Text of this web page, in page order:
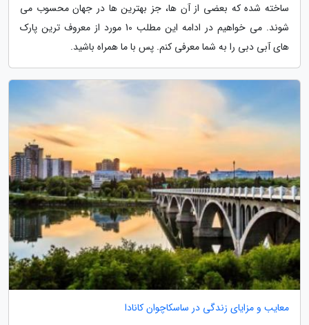
ساخته شده که بعضی از آن ها، جز بهترین ها در جهان محسوب می
شوند. می خواهیم در ادامه این مطلب 10 مورد از معروف ترین پارک
های آبی دبی را به شما معرفی کنم. پس با ما همراه باشید.
معایب و مزایای زندگی در ساسکاچوان کانادا